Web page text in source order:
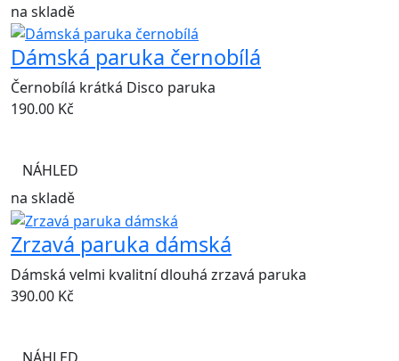
na skladě
Dámská paruka černobílá
Černobílá krátká Disco paruka
190.00 Kč
NÁHLED
na skladě
Zrzavá paruka dámská
Dámská velmi kvalitní dlouhá zrzavá paruka
390.00 Kč